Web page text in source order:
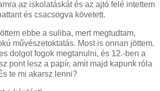
az iskolatáskát és az ajtó felé intettem
és csacsogva követett.
ebbe a suliba, mert megtudtam,
művészetoktatás. Most is onnan jöttem.
dolgot fogok megtanulni, és 12.-ben a
pont lesz a papír, amit majd kapunk róla
te mi akarsz lenni?